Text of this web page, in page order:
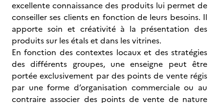
excellente connaissance des produits lui permet de
conseiller ses clients en fonction de leurs besoins. Il
apporte soin et créativité à la présentation des
produits sur les étals et dans les vitrines.
En fonction des contextes locaux et des stratégies
des différents groupes, une enseigne peut être
portée exclusivement par des points de vente régis
par une forme d’organisation commerciale ou au
contraire associer des points de vente de nature